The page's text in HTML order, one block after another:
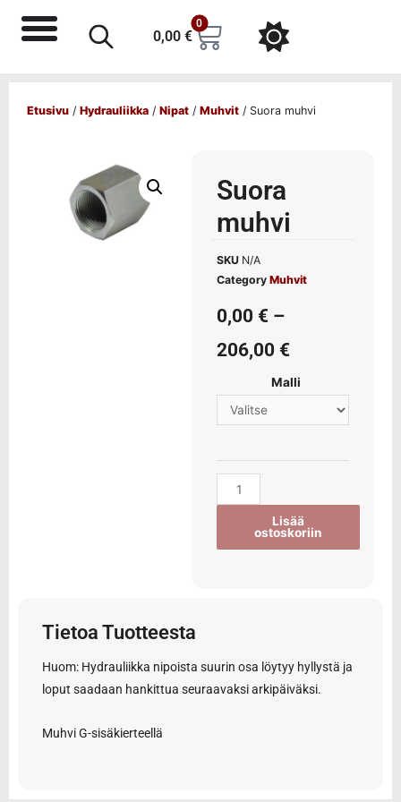
0,00 €
0
Etusivu / Hydrauliikka / Nipat / Muhvit / Suora muhvi
Suora
muhvi
SKU N/A
Category Muhvit
0,00 € –
206,00 €
Malli
Lisää
ostoskoriin
Tietoa Tuotteesta
Huom: Hydrauliikka nipoista suurin osa löytyy hyllystä ja
loput saadaan hankittua seuraavaksi arkipäiväksi.
Muhvi G-sisäkierteellä